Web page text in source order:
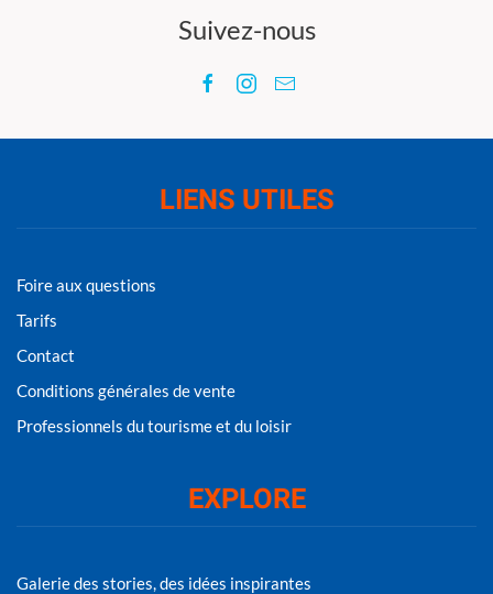
Suivez-nous
LIENS UTILES
Foire aux questions
Tarifs
Contact
Conditions générales de vente
Professionnels du tourisme et du loisir
EXPLORE
Galerie des stories, des idées inspirantes